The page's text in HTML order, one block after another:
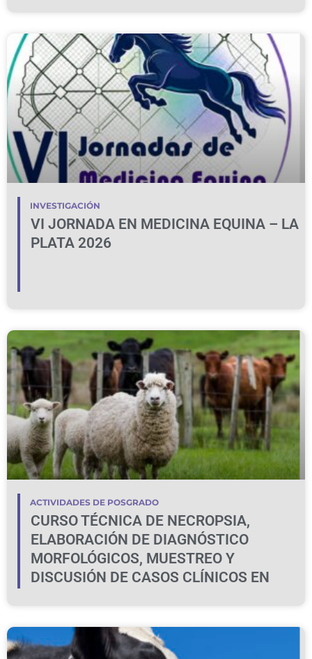
INVESTIGACIÓN
VI JORNADA EN MEDICINA EQUINA – LA
PLATA 2026
ACTIVIDADES DE POSGRADO
CURSO TÉCNICA DE NECROPSIA,
ELABORACIÓN DE DIAGNÓSTICO
MORFOLÓGICOS, MUESTREO Y
DISCUSIÓN DE CASOS CLÍNICOS EN